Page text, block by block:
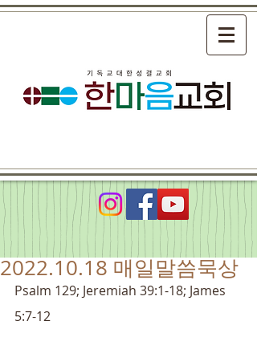
2022.10.18 매일말씀묵상
Psalm 129; Jeremiah 39:1-18; James
5:7-12